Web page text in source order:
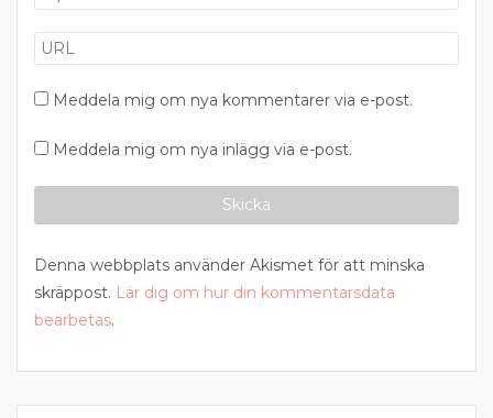
Meddela mig om nya kommentarer via e-post.
Meddela mig om nya inlägg via e-post.
Denna webbplats använder Akismet för att minska
skräppost. Lär dig om hur din kommentarsdata
bearbetas.